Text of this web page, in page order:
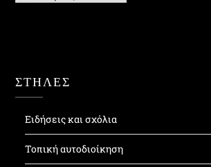
ΣΤΗΛΕΣ
Ειδήσεις και σχόλια
Τοπική αυτοδιοίκηση